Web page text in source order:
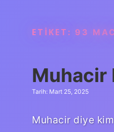
ETIKET: 93
Muhacir
Tarih: Mart 25, 2025
Muhacir diye